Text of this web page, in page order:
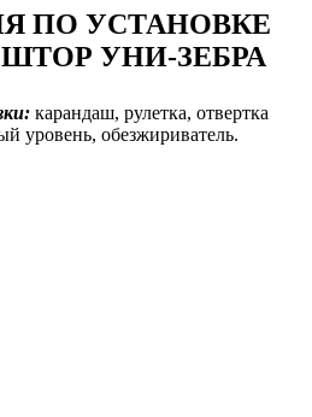
ПО УСТАНОВКЕ
УНИ-ЗЕБРА
карандаш, рулетка, отвертка
уровень, обезжириватель.